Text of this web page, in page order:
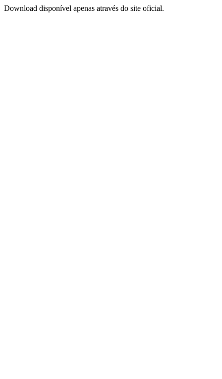
Download disponível apenas através do site oficial.